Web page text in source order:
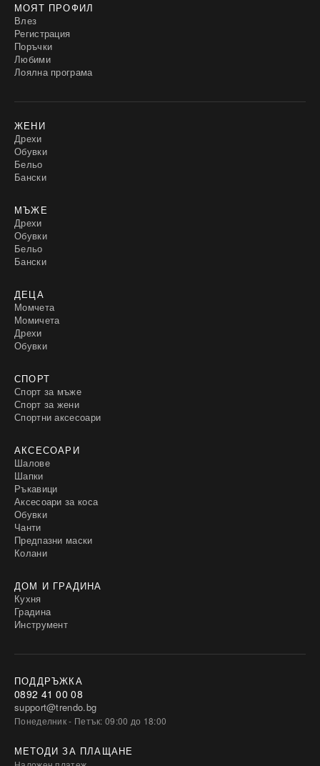
МОЯТ ПРОФИЛ
Влез
Регистрация
Поръчки
Любими
Лоялна програма
ЖЕНИ
Дрехи
Обувки
Бельо
Бански
МЪЖЕ
Дрехи
Обувки
Бельо
Бански
ДЕЦА
Момчета
Момичета
Дрехи
Обувки
СПОРТ
Спорт за мъже
Спорт за жени
Спортни аксесоари
АКСЕСОАРИ
Шалове
Шапки
Ръкавици
Аксесоари за коса
Обувки
Чанти
Предпазни маски
Колани
ДОМ И ГРАДИНА
Кухня
Градина
Инструмент
ПОДДРЪЖКА
0892 41 00 08
support@trendo.bg
Понеделник - Петък: 09:00 до 18:00
МЕТОДИ ЗА ПЛАЩАНЕ